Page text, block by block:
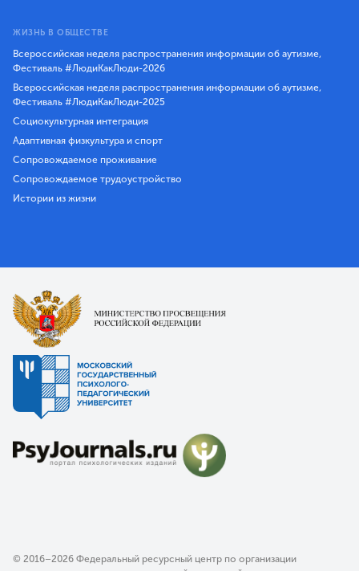
ЖИЗНЬ В ОБЩЕСТВЕ
Всероссийская неделя распространения информации об аутизме,
Фестиваль #ЛюдиКакЛюди-2026
Всероссийская неделя распространения информации об аутизме,
Фестиваль #ЛюдиКакЛюди-2025
Социокультурная интеграция
Адаптивная физкультура и спорт
Сопровождаемое проживание
Сопровождаемое трудоустройство
Истории из жизни
© 2016–2026 Федеральный ресурсный центр по организации